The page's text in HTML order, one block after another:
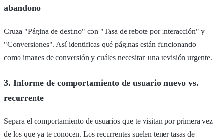
abandono
Cruza "Página de destino" con "Tasa de rebote por interacción" y
"Conversiones". Así identificas qué páginas están funcionando
como imanes de conversión y cuáles necesitan una revisión urgente.
3. Informe de comportamiento de usuario nuevo vs.
recurrente
Separa el comportamiento de usuarios que te visitan por primera vez
de los que ya te conocen. Los recurrentes suelen tener tasas de